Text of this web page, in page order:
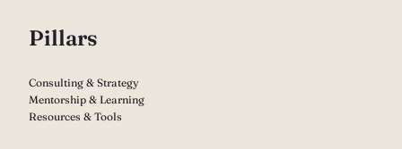
Pillars
Consulting & Strategy
Mentorship & Learning
Resources & Tools